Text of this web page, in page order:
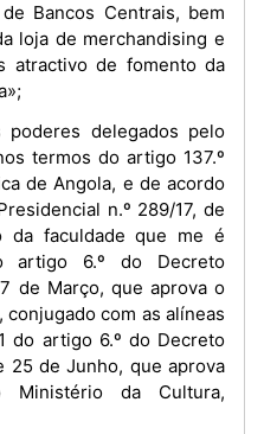
Bancos Centrais, bem
loja de merchandising e
atractivo de fomento da
poderes delegados pelo
termos do artigo 137.º
de Angola, e de acordo
n.º 289/17, de
faculdade que me é
artigo 6.º do Decreto
de Março, que aprova o
com as alíneas
do artigo 6.º do Decreto
25 de Junho, que aprova
Ministério da Cultura,